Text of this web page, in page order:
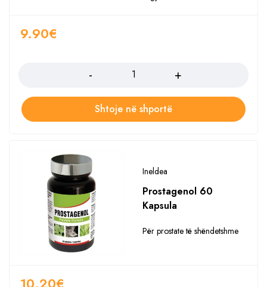
9.90€
Shtoje në shportë
Ineldea
Prostagenol 60
Kapsula
Për prostate të shëndetshme